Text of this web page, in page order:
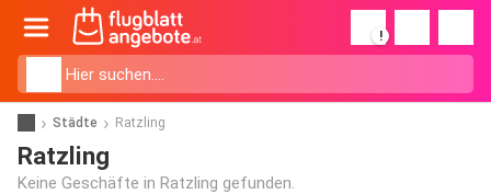
!
Städte Ratzling
Ratzling
Keine Geschäfte in Ratzling gefunden.